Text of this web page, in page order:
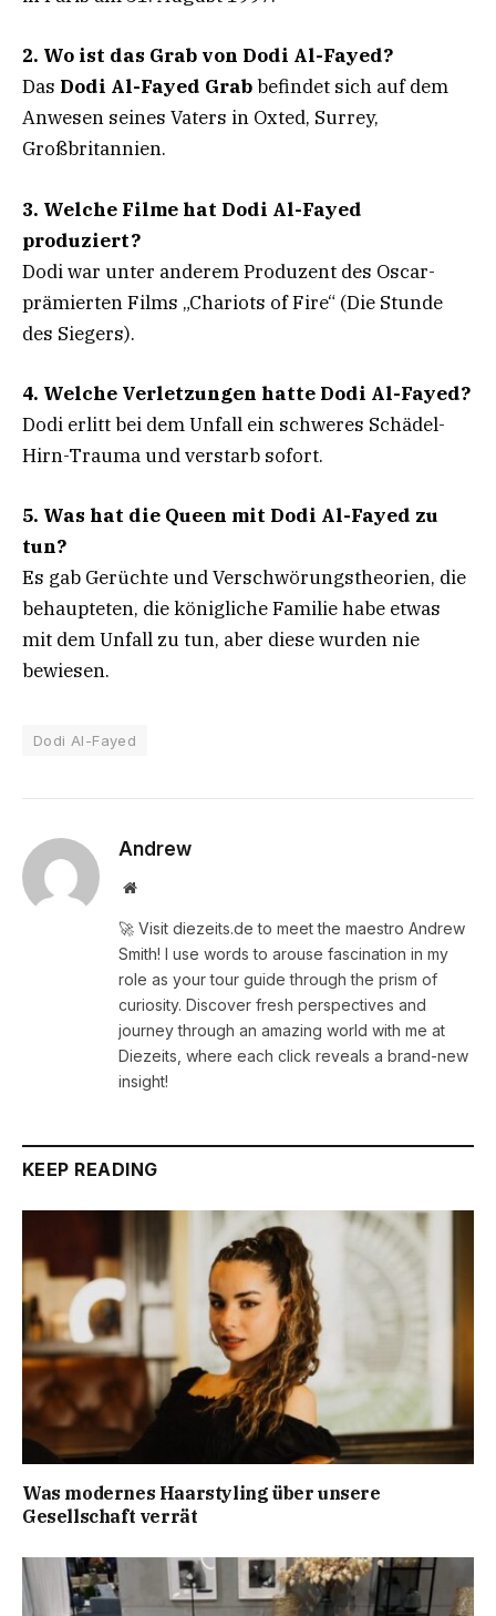
2. Wo ist das Grab von Dodi Al-Fayed?
Das Dodi Al-Fayed Grabbefindet sich auf dem
Anwesen seines Vaters in Oxted, Surrey,
Großbritannien.
3. Welche Filme hat Dodi Al-Fayed
produziert?
Dodi war unter anderem Produzent des Oscar-
prämierten Films „Chariots of Fire“ (Die Stunde
des Siegers).
4. Welche Verletzungen hatte Dodi Al-Fayed?
Dodi erlitt bei dem Unfall ein schweres Schädel-
Hirn-Trauma und verstarb sofort.
5. Was hat die Queen mit Dodi Al-Fayed zu
tun?
Es gab Gerüchte und Verschwörungstheorien, die
behaupteten, die königliche Familie habe etwas
mit dem Unfall zu tun, aber diese wurden nie
bewiesen.
Dodi Al-Fayed
Andrew
Website
🚀 Visit diezeits.de to meet the maestro Andrew
Smith! I use words to arouse fascination in my
role as your tour guide through the prism of
curiosity. Discover fresh perspectives and
journey through an amazing world with me at
Diezeits, where each click reveals a brand-new
insight!
KEEP READING
Was modernes Haarstyling über unsere
Gesellschaft verrät